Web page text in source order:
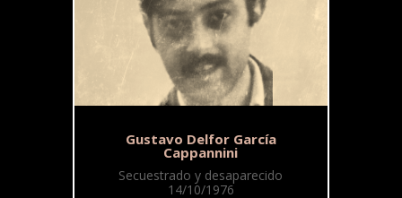
Gustavo Delfor García
Cappannini
Secuestrado y desaparecido
14/10/1976